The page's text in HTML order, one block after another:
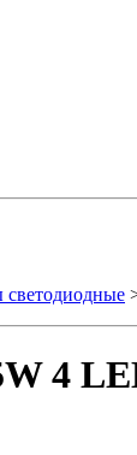
4